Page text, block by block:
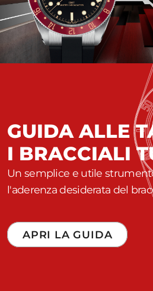
GUIDA ALLE
I BRACCIALI
Un semplice e utile
l'aderenza desiderata del
APRI LA GUIDA